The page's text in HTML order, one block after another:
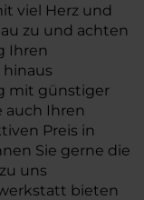
viel Herz und
zu und achten
Ihren
mit günstiger
auch Ihren
Preis in
Sie gerne die
uns
bieten